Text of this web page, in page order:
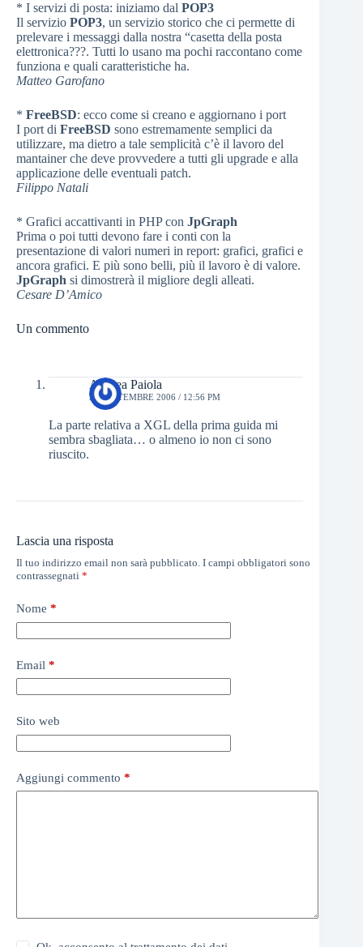
* I servizi di posta: iniziamo dal POP3
Il servizio POP3, un servizio storico che ci permette di
prelevare i messaggi dalla nostra “casetta della posta
elettronica???. Tutti lo usano ma pochi raccontano come
funziona e quali caratteristiche ha.
Matteo Garofano
* FreeBSD: ecco come si creano e aggiornano i port
I port di FreeBSD sono estremamente semplici da
utilizzare, ma dietro a tale semplicità c’è il lavoro del
mantainer che deve provvedere a tutti gli upgrade e alla
applicazione delle eventuali patch.
Filippo Natali
* Grafici accattivanti in PHP con JpGraph
Prima o poi tutti devono fare i conti con la
presentazione di valori numeri in report: grafici, grafici e
ancora grafici. E più sono belli, più il lavoro è di valore.
JpGraph si dimostrerà il migliore degli alleati.
Cesare D’Amico
Un commento
Andrea Paiola
29 SETTEMBRE 2006 / 12:56 PM
La parte relativa a XGL della prima guida mi
sembra sbagliata… o almeno io non ci sono
riuscito.
Lascia una risposta
Il tuo indirizzo email non sarà pubblicato. I campi obbligatori sono
contrassegnati *
Nome *
Email *
Sito web
Aggiungi commento *